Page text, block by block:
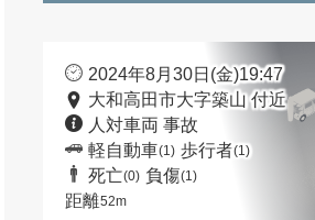
2024年8月30日(金)19:47
大和高田市大字築山 付近
人対車両 事故
軽自動車(1) 歩行者(1)
死亡(0) 負傷(1)
距離52m